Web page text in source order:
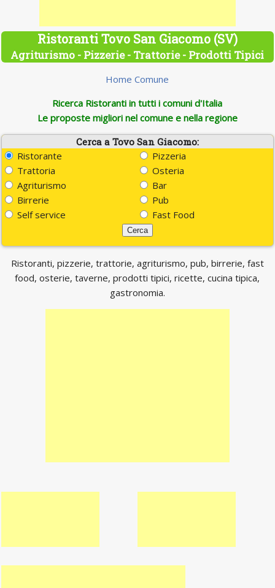
Ristoranti Tovo San Giacomo (SV)
Agriturismo - Pizzerie - Trattorie - Prodotti Tipici
Home Comune
Ricerca Ristoranti in tutti i comuni d'Italia
Le proposte migliori nel comune e nella regione
Cerca a Tovo San Giacomo:
Ristorante
Pizzeria
Trattoria
Osteria
Agriturismo
Bar
Birrerie
Pub
Self service
Fast Food
Ristoranti, pizzerie, trattorie, agriturismo, pub, birrerie, fast
food, osterie, taverne, prodotti tipici, ricette, cucina tipica,
gastronomia.